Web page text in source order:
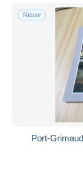
Nieuw
Port-